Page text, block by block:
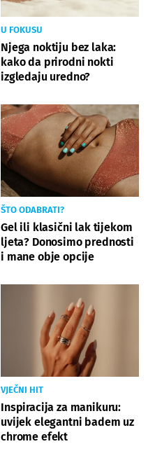
U FOKUSU
Njega noktiju bez laka:
kako da prirodni nokti
izgledaju uredno?
ŠTO ODABRATI?
Gel ili klasični lak tijekom
ljeta? Donosimo prednosti
i mane obje opcije
VJEČNI HIT
Inspiracija za manikuru:
uvijek elegantni badem uz
chrome efekt